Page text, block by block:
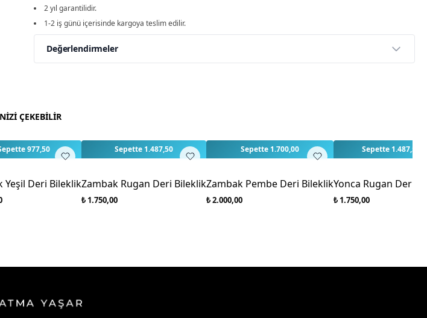
2 yıl garantilidir.
1-2 iş günü içerisinde kargoya teslim edilir.
Değerlendirmeler
Bu ürün için henüz değerlendirme yapılmamış. İlk yorumu siz yapın!
ÇEKEBİLİR
977,50
Yeşil Deri Bileklik
Sepette 1.487,50
Zambak Rugan Deri Bileklik
₺ 1.750,00
Sepette 1.700,00
Zambak Pembe Deri Bileklik
₺ 2.000,00
Sepette 1.487,50
Yonca Rugan Deri
₺ 1.750,00